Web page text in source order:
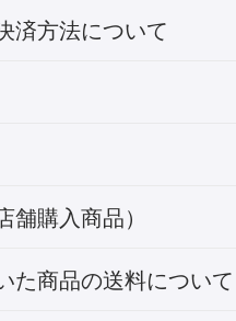
済方法について
購入商品）
た商品の送料について